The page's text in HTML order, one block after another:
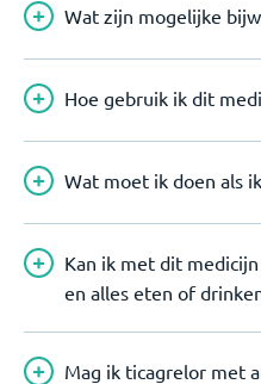
Wat zijn mogelijke
Hoe gebruik ik dit
Wat moet ik doen als
Kan ik met dit
en alles eten of
Mag ik ticagrelor met